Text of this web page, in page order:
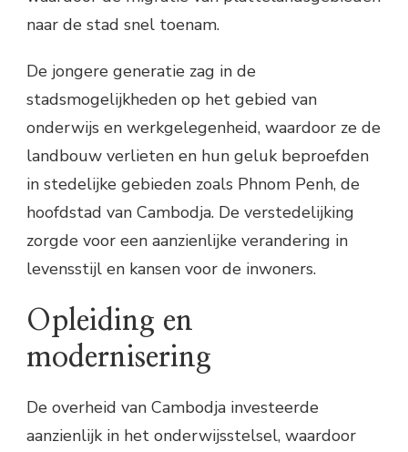
naar de stad snel toenam.
De jongere generatie zag in de
stadsmogelijkheden op het gebied van
onderwijs en werkgelegenheid, waardoor ze de
landbouw verlieten en hun geluk beproefden
in stedelijke gebieden zoals Phnom Penh, de
hoofdstad van Cambodja. De verstedelijking
zorgde voor een aanzienlijke verandering in
levensstijl en kansen voor de inwoners.
Opleiding en
modernisering
De overheid van Cambodja investeerde
aanzienlijk in het onderwijsstelsel, waardoor